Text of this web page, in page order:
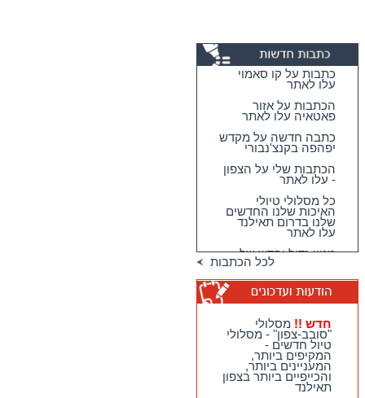
כתבות על קו סאמוי
עלו לאתר
הכתבות על אזור
פאטאיה עלו לאתר
כתבה חדשה על מקדש
יפהפה בקנצ'נבורי
הכתבות שלי על הצפון
- עלו לאתר
כל מסלולי טיולי
האיכות שלנו החדשים
שלנו בדרום תאילנד
עלו לאתר
מגוון גדול וחדש של
טיולי האיכות שלנו
בדרום תאילנד
טיולי יום מהואה הין -
מבחר גדול של
וחווייתיים לנופשים
בהואה הין !!
חדש !!מסלולי
"סובב-צפון" - מסלולי
טיול חדשים - המקיפים
ביותר, המעניינים
לכל הכתבות
חדש !! מסלולי
"סובב-צפון" - מסלולי
טיול חדשים -
המקיפים ביותר,
המעניינים ביותר,
והכייפיים ביותר בצפון
תאילנד